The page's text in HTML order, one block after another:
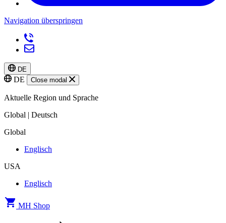
Navigation überspringen
DE
DE Close modal
Aktuelle Region und Sprache
Global | Deutsch
Global
Englisch
USA
Englisch
MH Shop